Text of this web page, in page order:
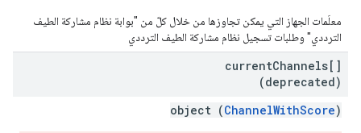
معلَمات الجهاز التي يمكن تجاوزها من خلال كلّ من "بوابة نظام مشاركة الطيف
الترددي" وطلبات تسجيل نظام مشاركة الطيف الترددي
currentChannels[]
(deprecated)
object (ChannelWithScore)